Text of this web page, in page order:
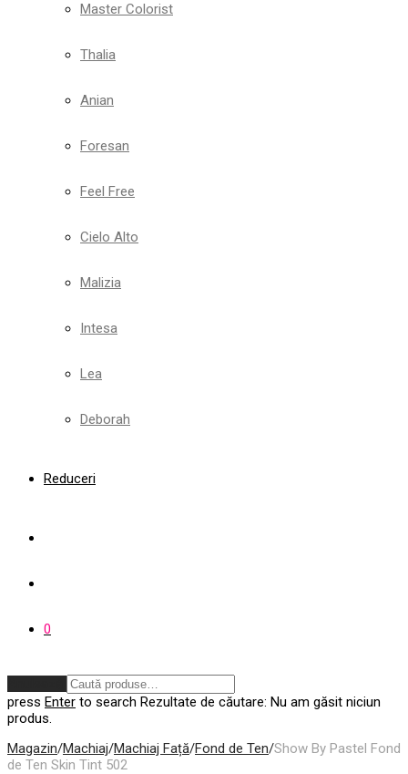
Master Colorist
Thalia
Anian
Foresan
Feel Free
Cielo Alto
Malizia
Intesa
Lea
Deborah
Reduceri
0
press Enter to search Rezultate de căutare: Nu am găsit niciun
produs.
Magazin/Machiaj/Machiaj Față/Fond de Ten/Show By Pastel Fond
de Ten Skin Tint 502